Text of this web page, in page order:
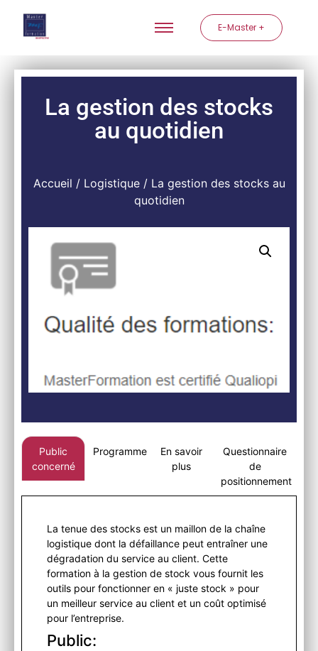
E-Master +
La gestion des stocks
au quotidien
Accueil / Logistique/ La gestion des stocks au
quotidien
Public
concerné
Programme
En savoir
plus
Questionnaire
de
positionnement
La tenue des stocks est un maillon de la chaîne
logistique dont la défaillance peut entraîner une
dégradation du service au client. Cette
formation à la gestion de stock vous fournit les
outils pour fonctionner en « juste stock » pour
un meilleur service au client et un coût optimisé
pour l’entreprise.
Public: